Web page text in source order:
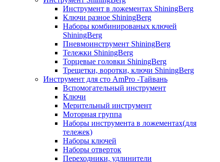
Инструмент в ложементах ShiningBerg
Ключи разное ShiningBerg
Наборы комбинированых ключей
ShiningBerg
Пневмоинструмент ShiningBerg
Тележки ShiningBerg
Торцевые головки ShiningBerg
Трещетки, воротки, ключи ShiningBerg
Инструмент для сто AmPro -Тайвань
Вспомогательный инструмент
Ключи
Мерительный инструмент
Моторная группа
Наборы инструмента в ложементах(для
тележек)
Наборы ключей
Наборы отверток
Переходники, удлинители